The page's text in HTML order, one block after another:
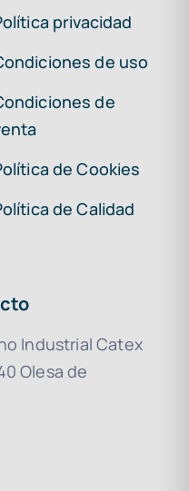
privacidad
de uso
de
de Cookies
de Calidad
Industrial Catex
Olesa de